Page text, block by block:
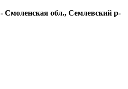
- Смоленская обл., Семлевский р-